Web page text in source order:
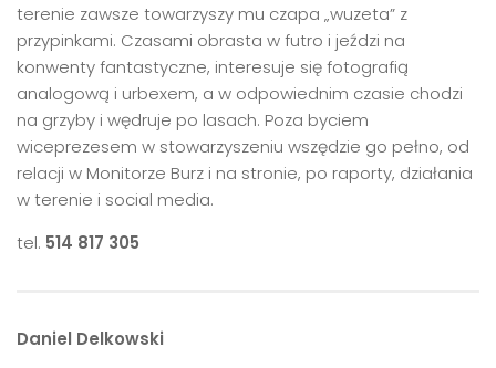
terenie zawsze towarzyszy mu czapa „wuzeta” z
przypinkami. Czasami obrasta w futro i jeździ na
konwenty fantastyczne, interesuje się fotografią
analogową i urbexem, a w odpowiednim czasie chodzi
na grzyby i wędruje po lasach. Poza byciem
wiceprezesem w stowarzyszeniu wszędzie go pełno, od
relacji w Monitorze Burz i na stronie, po raporty, działania
w terenie i social media.
tel. 514 817 305
Daniel Delkowski